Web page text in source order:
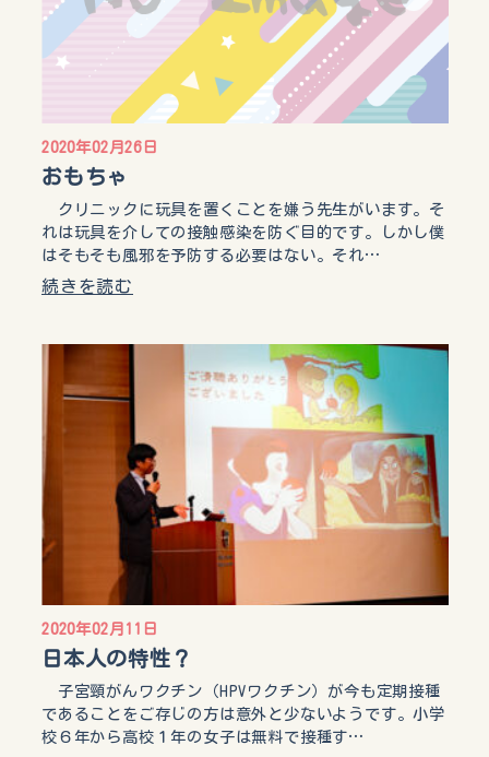
2020年02月26日
おもちゃ
クリニックに玩具を置くことを嫌う先生がいます。そ
れは玩具を介しての接触感染を防ぐ目的です。しかし僕
はそもそも風邪を予防する必要はない。それ…
続きを読む
2020年02月11日
日本人の特性？
子宮頸がんワクチン（HPVワクチン）が今も定期接種
であることをご存じの方は意外と少ないようです。小学
校６年から高校１年の女子は無料で接種す…